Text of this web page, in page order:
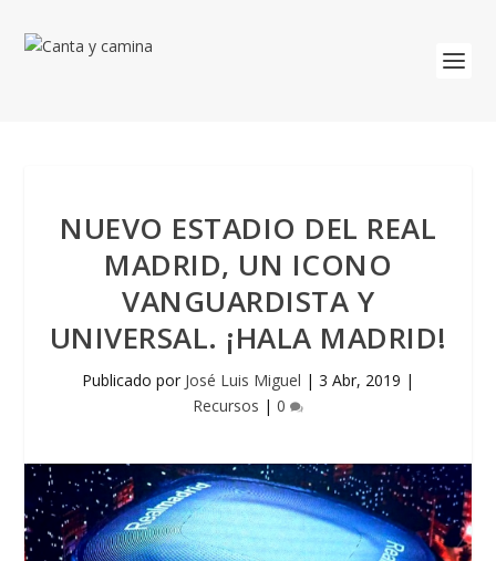
NUEVO ESTADIO DEL REAL
MADRID, UN ICONO
VANGUARDISTA Y
UNIVERSAL. ¡HALA MADRID!
Publicado por José Luis Miguel | 3 Abr, 2019 |
Recursos | 0